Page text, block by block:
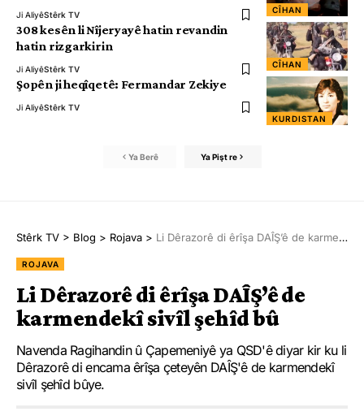
CÎHAN
Ji AliyêStêrk TV
CÎHAN
308 kesên li Nîjeryayê hatin revandin
hatin rizgarkirin
Ji AliyêStêrk TV
KURDISTAN
Şopên ji heqîqetê: Fermandar Zekiye
Ji AliyêStêrk TV
Ya Berê Ya Pişt re
Stêrk TV > Blog > Rojava > Li Dêrazorê di êrîşa DAÎŞ’ê de karmendekî sivîl şehîd bû
ROJAVA
Li Dêrazorê di êrîşa DAÎŞ’ê de
karmendekî sivîl şehîd bû
Navenda Ragihandin û Çapemeniyê ya QSD'ê diyar kir ku li
Dêrazorê di encama êrîşa çeteyên DAÎŞ'ê de karmendekî
sivîl şehîd bûye.